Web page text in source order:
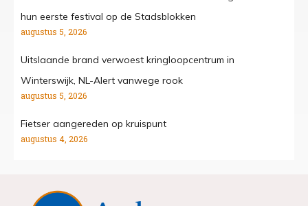
hun eerste festival op de Stadsblokken
augustus 5, 2026
Uitslaande brand verwoest kringloopcentrum in
Winterswijk, NL-Alert vanwege rook
augustus 5, 2026
Fietser aangereden op kruispunt
augustus 4, 2026